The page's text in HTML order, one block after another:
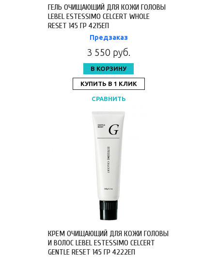
ГЕЛЬ ОЧИЩАЮЩИЙ ДЛЯ КОЖИ ГОЛОВЫ
LEBEL ESTESSIMO CELCERT WHOLE
RESET 145 ГР 4215ЕП
Предзаказ
3 550 руб.
В КОРЗИНУ
КУПИТЬ В 1 КЛИК
СРАВНИТЬ
КРЕМ ОЧИЩАЮЩИЙ ДЛЯ КОЖИ ГОЛОВЫ
И ВОЛОС LEBEL ESTESSIMO CELCERT
GENTLE RESET 145 ГР 4222ЕП